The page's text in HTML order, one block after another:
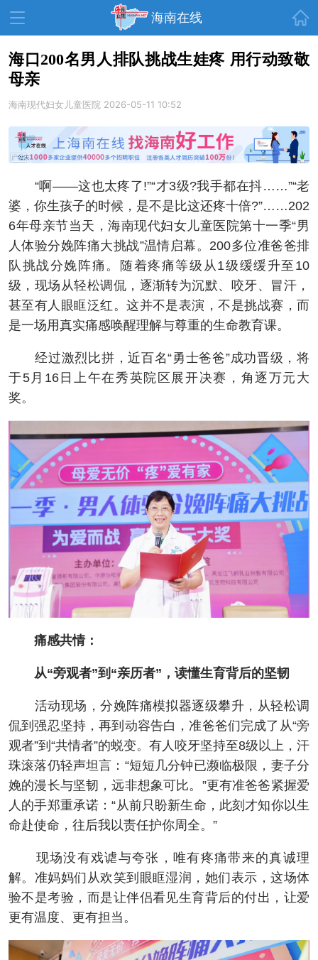
海南在线
资讯中心
教育 健康 房产
生活 演出 活动
展会 走读海南 周末去哪儿
人才在线 天涯企服
海口200名男人排队挑战生娃疼 用行动致敬
母亲
海南现代妇女儿童医院 2026-05-11 10:52
“啊——这也太疼了!”“才3级?我手都在抖……”“老
婆，你生孩子的时候，是不是比这还疼十倍?”……202
6年母亲节当天，海南现代妇女儿童医院第十一季“男
人体验分娩阵痛大挑战”温情启幕。200多位准爸爸排
队挑战分娩阵痛。随着疼痛等级从1级缓缓升至10
级，现场从轻松调侃，逐渐转为沉默、咬牙、冒汗，
甚至有人眼眶泛红。这并不是表演，不是挑战赛，而
是一场用真实痛感唤醒理解与尊重的生命教育课。
经过激烈比拼，近百名“勇士爸爸”成功晋级，将
于5月16日上午在秀英院区展开决赛，角逐万元大
奖。
痛感共情：
从“旁观者”到“亲历者”，读懂生育背后的坚韧
活动现场，分娩阵痛模拟器逐级攀升，从轻松调
侃到强忍坚持，再到动容告白，准爸爸们完成了从“旁
观者”到“共情者”的蜕变。有人咬牙坚持至8级以上，汗
珠滚落仍轻声坦言：“短短几分钟已濒临极限，妻子分
娩的漫长与坚韧，远非想象可比。”更有准爸爸紧握爱
人的手郑重承诺：“从前只盼新生命，此刻才知你以生
命赴使命，往后我以责任护你周全。”
现场没有戏谑与夸张，唯有疼痛带来的真诚理
解。准妈妈们从欢笑到眼眶湿润，她们表示，这场体
验不是考验，而是让伴侣看见生育背后的付出，让爱
更有温度、更有担当。